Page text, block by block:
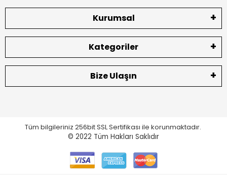
Kurumsal
Kategoriler
Bize Ulaşın
Tüm bilgileriniz 256bit SSL Sertifikası ile korunmaktadır.
© 2022 Tüm Hakları Saklıdır